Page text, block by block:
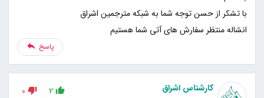
انشاله منتظر سفارش های آتی شما هستیم
پاسخ
کارشناس اشراق 2
0